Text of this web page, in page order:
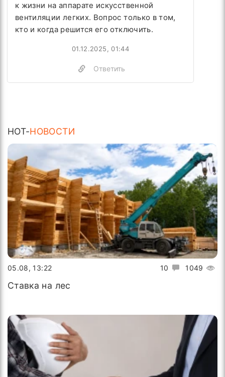
к жизни на аппарате искусственной
вентиляции легких. Вопрос только в том,
кто и когда решится его отключить.
Ответить
01.12.2025, 01:44
HOT-НОВОСТИ
10 1049
05.08, 13:22
Ставка на лес